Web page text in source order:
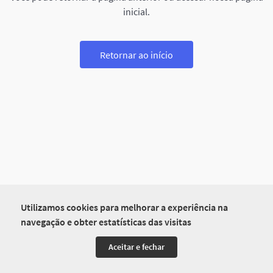
Utilizamos cookies para melhorar a experiência na
navegação e obter estatísticas das visitas
Aceitar e fechar
inicial.
Retornar ao início